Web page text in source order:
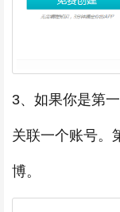
3、如果你是第
关联一个账号。
博。